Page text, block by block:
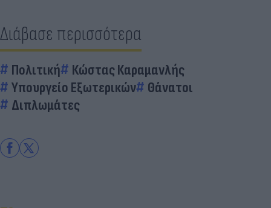
Διάβασε περισσότερα
Πολιτική
Κώστας Καραμανλής
Υπουργείο Εξωτερικών
Θάνατοι
Διπλωμάτες